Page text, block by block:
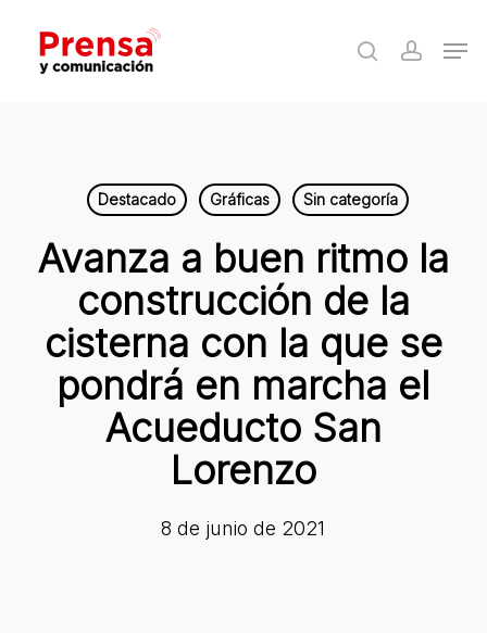
main
search
Destacado Gráficas Sin categoría
Avanza a buen ritmo la
construcción de la
cisterna con la que se
pondrá en marcha el
Acueducto San
Lorenzo
8 de junio de 2021